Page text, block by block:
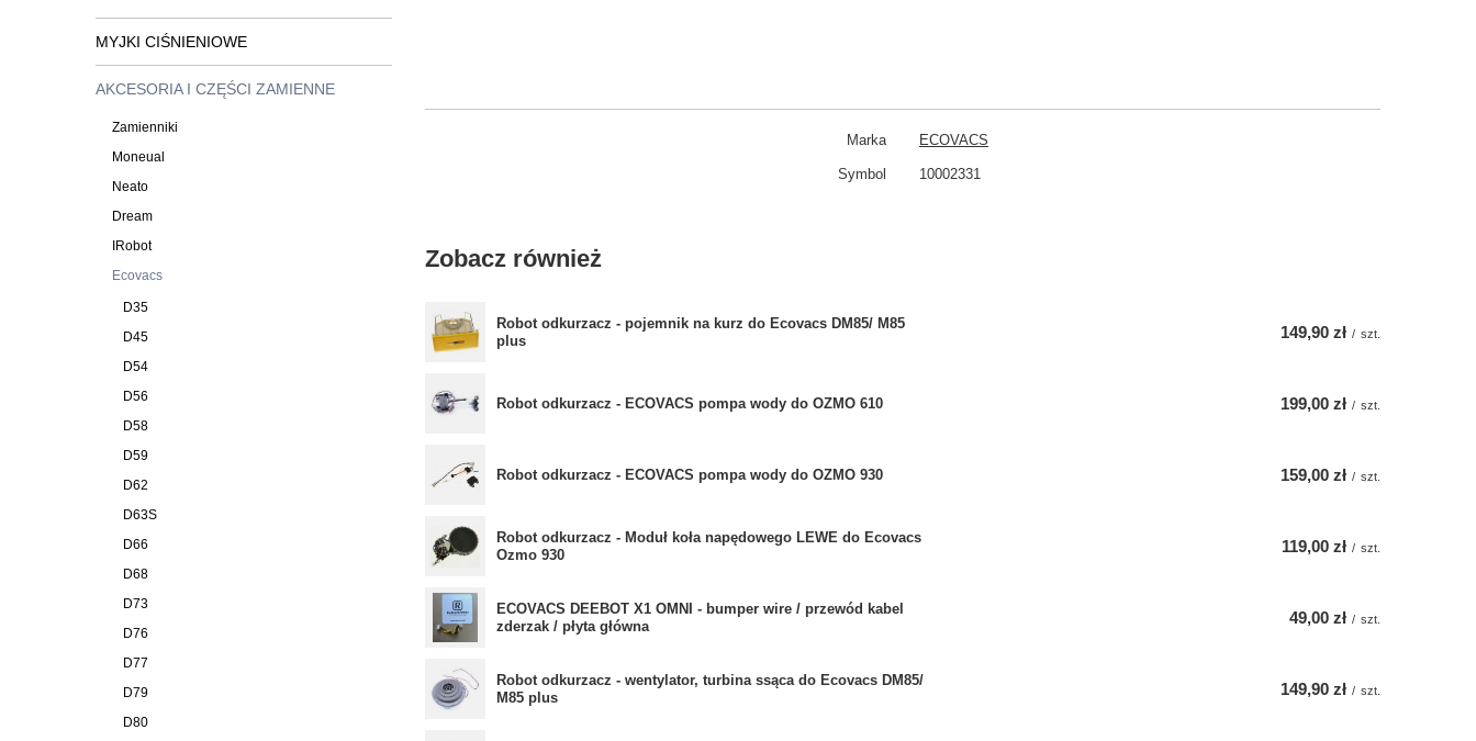
MYJKI CIŚNIENIOWE
AKCESORIA I CZĘŚCI ZAMIENNE
Zamienniki
Moneual
Neato
Dream
IRobot
Ecovacs
D35
D45
D54
D56
D58
D59
D62
D63S
D66
D68
D73
D76
D77
D79
D80
Marka ECOVACS
Symbol 10002331
Zobacz również
Robot odkurzacz - pojemnik na kurz do Ecovacs DM85/ M85
plus
149,90 zł / szt.
Robot odkurzacz - ECOVACS pompa wody do OZMO 610 199,00 zł / szt.
Robot odkurzacz - ECOVACS pompa wody do OZMO 930 159,00 zł / szt.
Robot odkurzacz - Moduł koła napędowego LEWE do Ecovacs
Ozmo 930
119,00 zł / szt.
ECOVACS DEEBOT X1 OMNI - bumper wire / przewód kabel
zderzak / płyta główna
49,00 zł / szt.
Robot odkurzacz - wentylator, turbina ssąca do Ecovacs DM85/
M85 plus
149,90 zł / szt.